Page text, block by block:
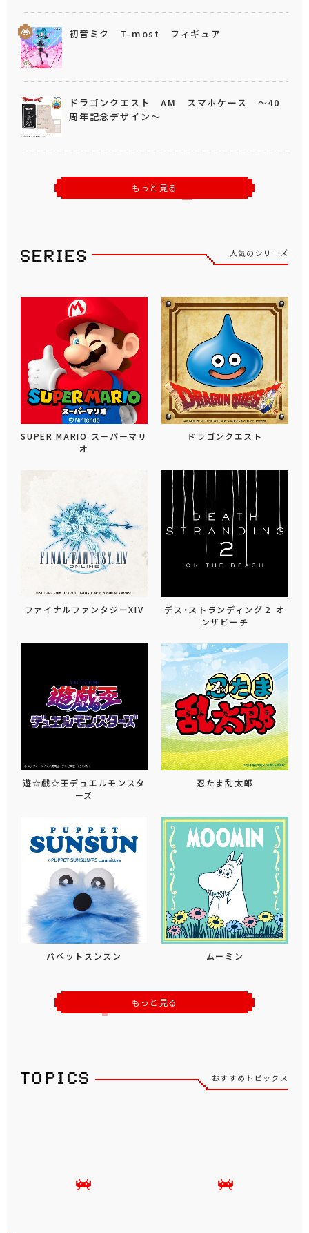
初音ミク T-most フィギュア
ドラゴンクエスト AM スマホケース ～40
周年記念デザイン～
もっと見る
人気のシリーズ
SUPER MARIO スーパーマリ
オ
ドラゴンクエスト
ファイナルファンタジーXIV
デス・ストランディング２ オ
ンザビーチ
遊☆戯☆王デュエルモンスタ
ーズ
忍たま乱太郎
パペットスンスン ムーミン
もっと見る
おすすめトピックス